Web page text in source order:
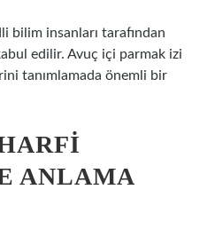
bilim insanları tarafından
edilir. Avuç içi parmak izi
tanımlamada önemli bir
ANLAMA